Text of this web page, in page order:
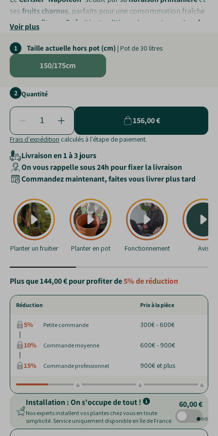
sesfruits charnus, parfaits pour une consommation fraîche
ou en confitures. Ce fruitier traditionnel apporte une touche
Production généreuse: récolte abondante de cerises
bicolores sucrées.
: chair ferme, douce et légèrement
Atout ornemental
printemps.
Voir plus
1 Taille actuelle hors pot (cm) | Pot de 30 litres
150/175cm
2 Quantité
156,00 €
Frais d'expédition calculés à l'étape de paiement.
Livraison en 1 à 3 jours
On vous rappelle sous 24h pour fixer la livraison
Commandez maintenant, faites vous livrer plus tard
Planter un fruitier Planter en pot Fonctionnement Avis
Plus que144,00 €pour profiter de5%de réduction
Réduction Prix à la pièce
5% Petite commande 300€ - 600€
10% Commande moyenne 600€ - 900€
15% Commande professionnel 900€ et plus
Installation : On s'occupe de tout !
Nos experts installent vos plantes chez vous en toute
simplicité. Service uniquement disponible en île de France.
60,00 €